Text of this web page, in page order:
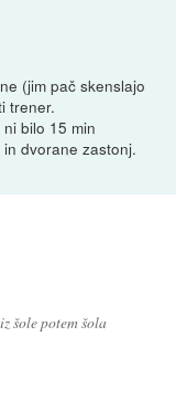
(jim pač skenslajo
trener.
bilo 15 min
dvorane zastonj.
šole potem šola